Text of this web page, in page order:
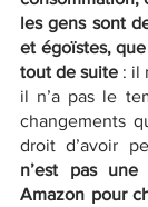
les gens sont
et égoïstes,
tout de suite : il
il n’a pas le
changements
droit d’avoir
n’est pas une
Amazon pour